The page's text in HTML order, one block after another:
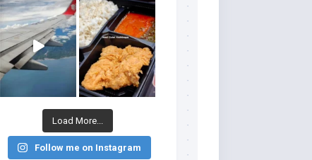
Load More...
Follow me on Instagram